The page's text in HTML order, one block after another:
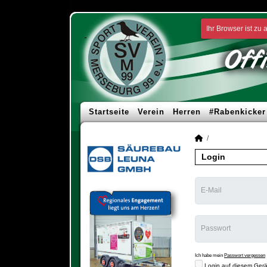
Ihr Browser ist zu
Startseite Verein Herren #Rabenkicker
Login
E-Mail
Passwort
Ich habe mein Passwort vergessen